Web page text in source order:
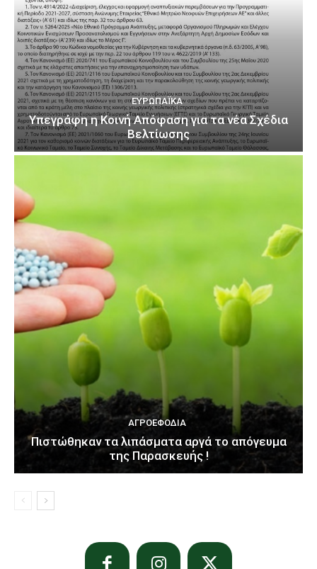
ΕΥΡΩΠΑΪΚΆ
Υπεγράφη η Κοινή Απόφαση για τα νέα Σχέδια
Βελτίωσης
ΑΓΡΟΕΦΌΔΙΑ
Πιστώθηκαν τα λιπάσματα αργά το απόγευμα
της Παρασκευής !